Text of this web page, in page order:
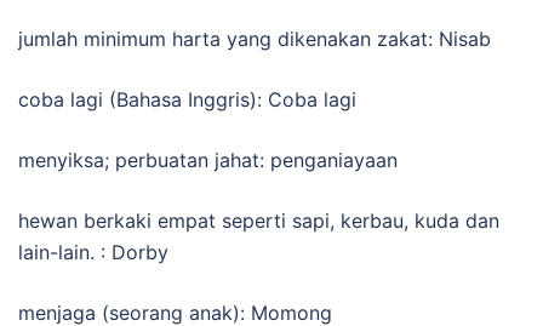
jumlah minimum harta yang dikenakan zakat: Nisab
coba lagi (Bahasa Inggris): Coba lagi
menyiksa; perbuatan jahat: penganiayaan
hewan berkaki empat seperti sapi, kerbau, kuda dan
lain-lain. : Dorby
menjaga (seorang anak): Momong